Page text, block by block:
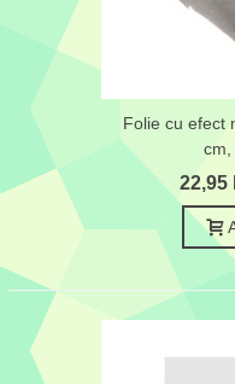
Folie cu efect
cm,
22,95